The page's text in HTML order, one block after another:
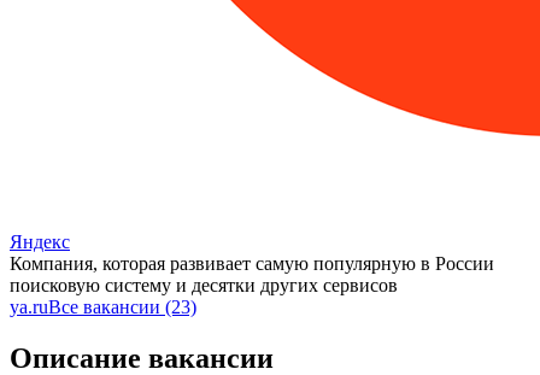
Яндекс
Компания, которая развивает самую популярную в России
поисковую систему и десятки других сервисов
ya.ruВсе вакансии (23)
Описание вакансии